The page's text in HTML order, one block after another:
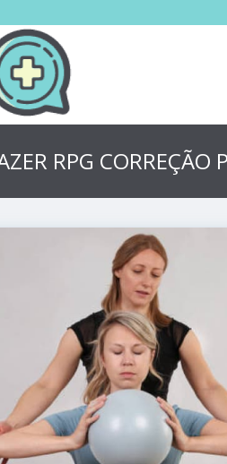
RPG CORREÇÃO